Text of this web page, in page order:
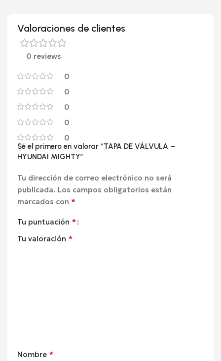
Valoraciones de clientes
0 reviews
0
0
0
0
0
Sé el primero en valorar “TAPA DE VÁLVULA –
HYUNDAI MIGHTY”
Tu dirección de correo electrónico no será
publicada. Los campos obligatorios están
marcados con *
Tu puntuación *
Tu valoración *
Nombre *